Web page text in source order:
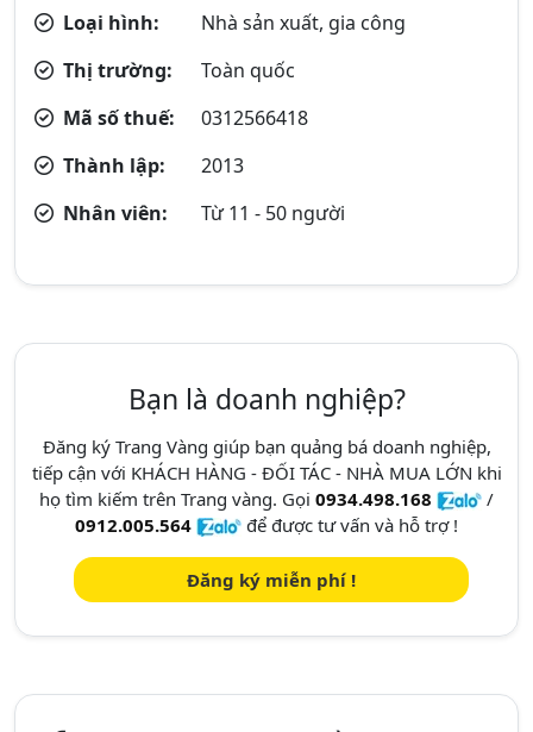
Loại hình:
Nhà sản xuất, gia công
Thị trường:
Toàn quốc
Mã số thuế:
0312566418
Thành lập:
2013
Nhân viên:
Từ 11 - 50 người
Bạn là doanh nghiệp?
Đăng ký Trang Vàng giúp bạn quảng bá doanh nghiệp,
tiếp cận với KHÁCH HÀNG - ĐỐI TÁC - NHÀ MUA LỚN khi
họ tìm kiếm trên Trang vàng. Gọi 0934.498.168
/
0912.005.564
để được tư vấn và hỗ trợ !
Đăng ký miễn phí !